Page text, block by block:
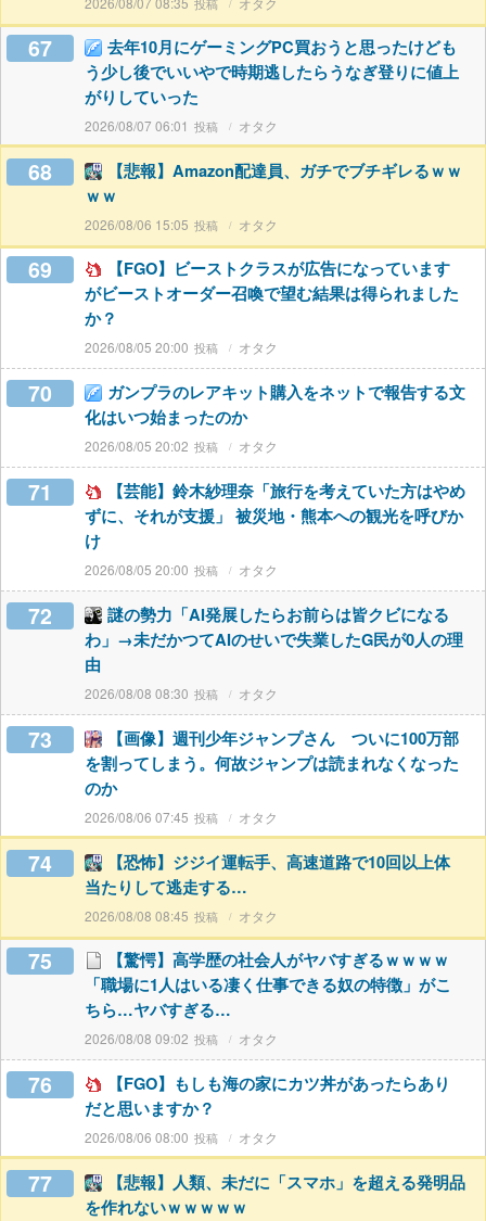
67
去年10月にゲーミングPC買おうと思ったけども
う少し後でいいやで時期逃したらうなぎ登りに値上
がりしていった
2026/08/07 06:01 オタク
68
【悲報】Amazon配達員、ガチでブチギレるｗｗ
ｗｗ
2026/08/06 15:05 オタク
69
【FGO】ビーストクラスが広告になっています
がビーストオーダー召喚で望む結果は得られました
か？
2026/08/05 20:00 オタク
70
ガンプラのレアキット購入をネットで報告する文
化はいつ始まったのか
2026/08/05 20:02 オタク
71
【芸能】鈴木紗理奈「旅行を考えていた方はやめ
ずに、それが支援」 被災地・熊本への観光を呼びか
け
2026/08/05 20:00 オタク
72
謎の勢力「AI発展したらお前らは皆クビになる
わ」→未だかつてAIのせいで失業したG民が0人の理
由
2026/08/08 08:30 オタク
73
【画像】週刊少年ジャンプさん ついに100万部
を割ってしまう。何故ジャンプは読まれなくなった
のか
2026/08/06 07:45 オタク
74
【恐怖】ジジイ運転手、高速道路で10回以上体
当たりして逃走する…
2026/08/08 08:45 オタク
75
【驚愕】高学歴の社会人がヤバすぎるｗｗｗｗ
「職場に1人はいる凄く仕事できる奴の特徴」がこ
ちら…ヤバすぎる…
2026/08/08 09:02 オタク
76
【FGO】もしも海の家にカツ丼があったらあり
だと思いますか？
2026/08/06 08:00 オタク
77
【悲報】人類、未だに「スマホ」を超える発明品
を作れないｗｗｗｗｗ